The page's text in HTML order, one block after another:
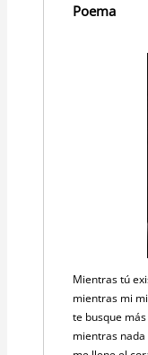
Poema
Mientras tú
mientras mi
te busque
mientras nada